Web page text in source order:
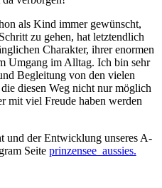
als Kind immer gewünscht,
zu gehen, hat letztendlich
Charakter, ihrer enormen
Umgang im Alltag. Ich bin sehr
Begleitung von den vielen
diesen Weg nicht nur möglich
mit viel Freude haben werden
und der Entwicklung unseres A-
Seite prinzensee_aussies.